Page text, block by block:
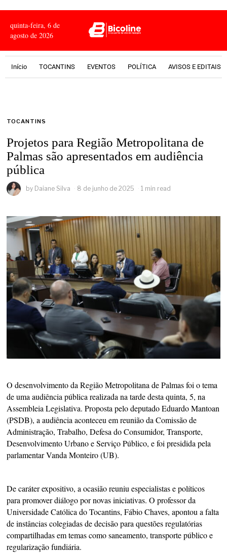
quinta-feira, 6 de
agosto de 2026
Início TOCANTINS EVENTOS POLÍTICA AVISOS E EDITAIS
TOCANTINS
Projetos para Região Metropolitana de
Palmas são apresentados em audiência
pública
by Daiane Silva 8 de junho de 2025 1 min read
O desenvolvimento da Região Metropolitana de Palmas foi o tema
de uma audiência pública realizada na tarde desta quinta, 5, na
Assembleia Legislativa. Proposta pelo deputado Eduardo Mantoan
(PSDB), a audiência aconteceu em reunião da Comissão de
Administração, Trabalho, Defesa do Consumidor, Transporte,
Desenvolvimento Urbano e Serviço Público, e foi presidida pela
parlamentar Vanda Monteiro (UB).
De caráter expositivo, a ocasião reuniu especialistas e políticos
para promover diálogo por novas iniciativas. O professor da
Universidade Católica do Tocantins, Fábio Chaves, apontou a falta
de instâncias colegiadas de decisão para questões regulatórias
compartilhadas em temas como saneamento, transporte público e
regularização fundiária.